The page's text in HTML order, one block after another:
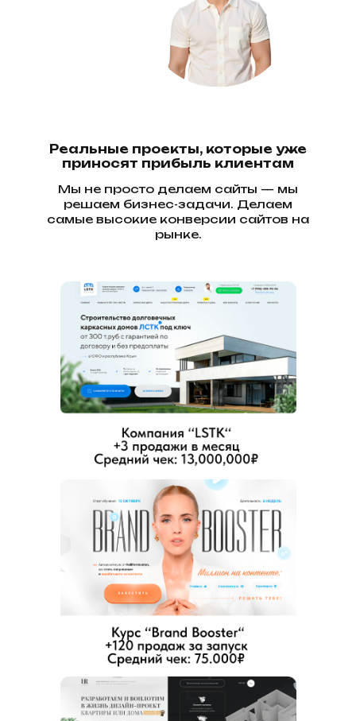
Реальные проекты, которые уже
приносят прибыль клиентам
Мы не просто делаем сайты — мы
решаем бизнес-задачи. Делаем
самые высокие конверсии сайтов на
рынке.